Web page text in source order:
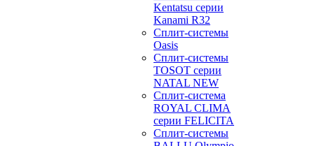
Kentatsu серии
Kanami R32
Сплит-системы
Oasis
Сплит-системы
TOSOT серии
NATAL NEW
Сплит-система
ROYAL CLIMA
серии FELICITA
Сплит-системы